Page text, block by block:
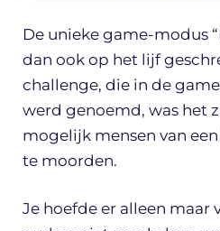
De unieke game-modus
dan ook op het lijf
challenge, die in de
werd genoemd, was het
mogelijk mensen van
te moorden.
Je hoefde er alleen maar